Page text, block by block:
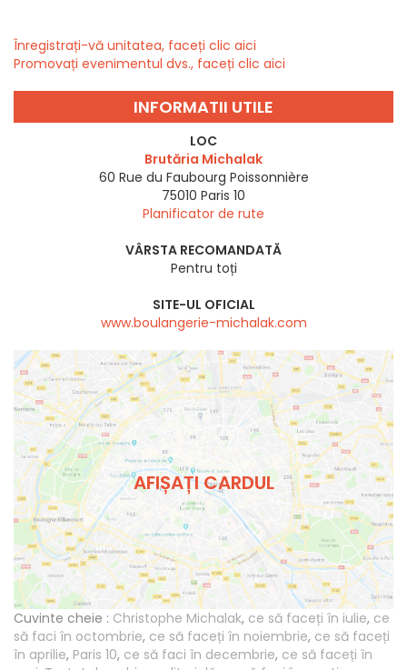
Înregistrați-vă unitatea, faceți clic aici
Promovați evenimentul dvs., faceți clic aici
INFORMATII UTILE
LOC
Brutăria Michalak
60 Rue du Faubourg Poissonnière
75010 Paris 10
Planificator de rute
VÂRSTA RECOMANDATĂ
Pentru toți
SITE-UL OFICIAL
www.boulangerie-michalak.com
AFIȘAȚI CARDUL
Cuvinte cheie : Christophe Michalak, ce să faceți în iulie, ce
să faci în octombrie, ce să faceți în noiembrie, ce să faceți
în aprilie, Paris 10, ce să faci în decembrie, ce să faceți în